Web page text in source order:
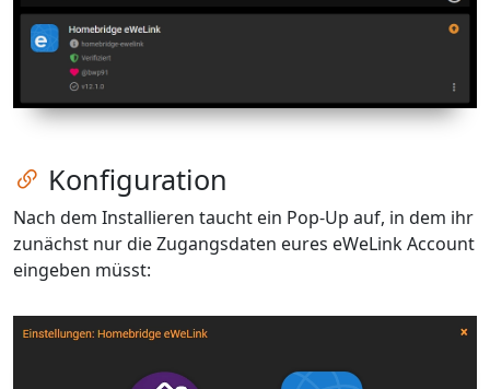
Zum Kapitel springen
Konfiguration
Nach dem Installieren taucht ein Pop-Up auf, in dem ihr
zunächst nur die Zugangsdaten eures eWeLink Account
eingeben müsst: